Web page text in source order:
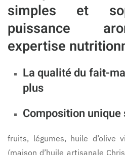
simples et
puissance
expertise
La qualité du fait-
plus
Composition
fruits, légumes, huile d’olive
(maison d’huile artisanale